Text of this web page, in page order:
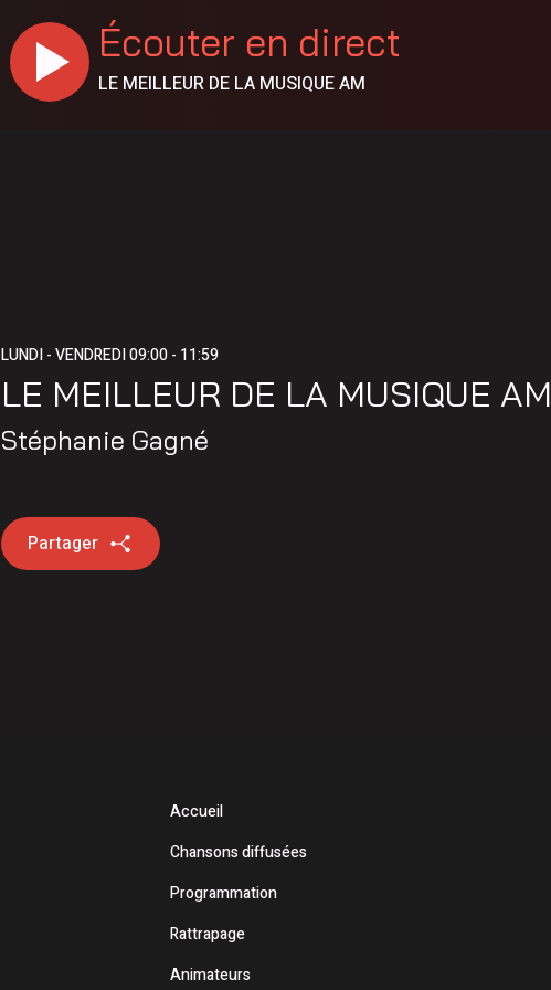
Écouter en direct
LE MEILLEUR DE LA MUSIQUE AM
LUNDI - VENDREDI09:00 - 11:59
LE MEILLEUR DE LA MUSIQUE AM
Stéphanie Gagné
Partager
Accueil
Chansons diffusées
Programmation
Rattrapage
Animateurs